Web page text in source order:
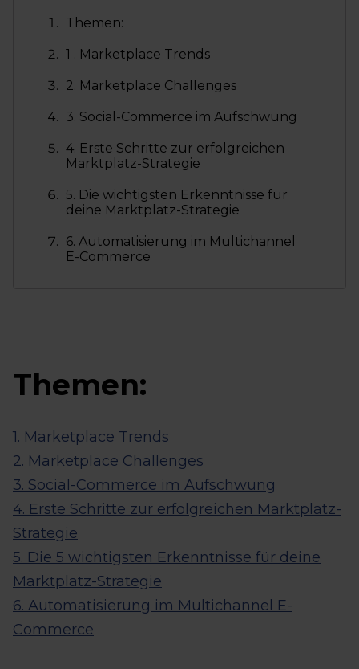
Themen:
1 . Marketplace Trends
2. Marketplace Challenges
3. Social-Commerce im Aufschwung
4. Erste Schritte zur erfolgreichen
Marktplatz-Strategie
5. Die wichtigsten Erkenntnisse für
deine Marktplatz-Strategie
6. Automatisierung im Multichannel
E-Commerce
Themen:
1. Marketplace Trends
2. Marketplace Challenges
3. Social-Commerce im Aufschwung
4. Erste Schritte zur erfolgreichen Marktplatz-
Strategie
5. Die 5 wichtigsten Erkenntnisse für deine
Marktplatz-Strategie
6. Automatisierung im Multichannel E-
Commerce